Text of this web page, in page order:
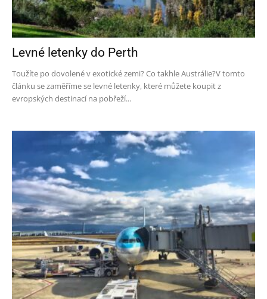
Levné letenky do Perth
Toužíte po dovolené v exotické zemi? Co takhle Austrálie?V tomto
článku se zaměříme se levné letenky, které můžete koupit z
evropských destinací na pobřeží...